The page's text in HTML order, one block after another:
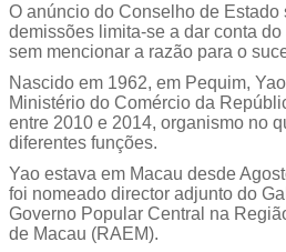
O anúncio do Conselho de Estado
demissões limita-se a dar conta
sem mencionar a razão para o
Nascido em 1962, em Pequim,
Ministério do Comércio da
entre 2010 e 2014, organismo no
diferentes funções.
Yao estava em Macau desde
foi nomeado director adjunto do
Governo Popular Central na
de Macau (RAEM).